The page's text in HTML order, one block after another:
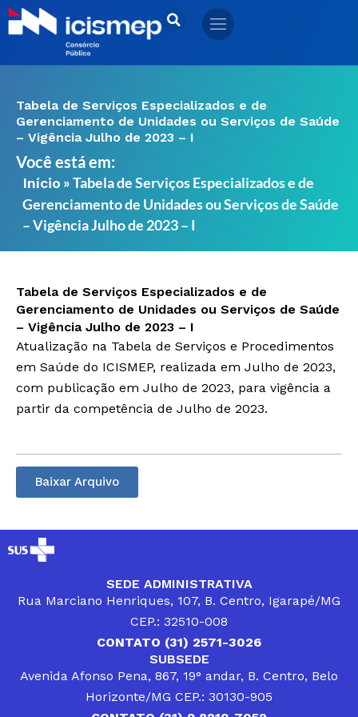
Ir
para
Tabela de Serviços Especializados e de
Gerenciamento de Unidades ou Serviços de Saúde
– Vigência Julho de 2023 – I
Você está em:
Início »Tabela de Serviços Especializados e de
Gerenciamento de Unidades ou Serviços de Saúde
– Vigência Julho de 2023 – I
Tabela de Serviços Especializados e de
Gerenciamento de Unidades ou Serviços de Saúde
– Vigência Julho de 2023 – I
Atualização na Tabela de Serviços e Procedimentos
em Saúde do ICISMEP, realizada em Julho de 2023,
com publicação em Julho de 2023, para vigência a
partir da competência de Julho de 2023.
Baixar Arquivo
SEDE ADMINISTRATIVA
Rua Marciano Henriques, 107, B. Centro, Igarapé/MG
CEP.: 32510-008
CONTATO (31) 2571-3026
SUBSEDE
Avenida Afonso Pena, 867, 19° andar, B. Centro, Belo
Horizonte/MG CEP.: 30130-905